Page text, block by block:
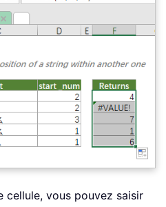
cellule, vous pouvez saisir